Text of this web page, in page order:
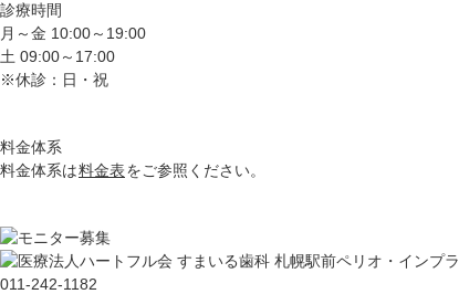
診療時間
月～金 10:00～19:00
土 09:00～17:00
※休診：日・祝
料金体系
料金体系は料金表をご参照ください。
011-242-1182